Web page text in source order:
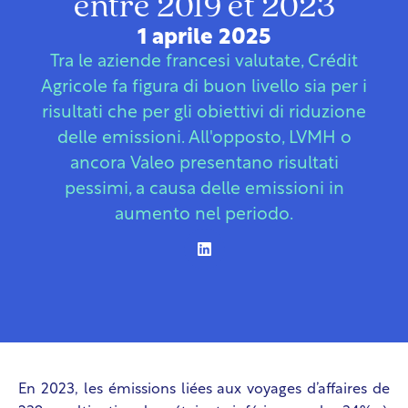
entre 2019 et 2023
1 aprile 2025
Tra le aziende francesi valutate, Crédit
Agricole fa figura di buon livello sia per i
risultati che per gli obiettivi di riduzione
delle emissioni. All'opposto, LVMH o
ancora Valeo presentano risultati
pessimi, a causa delle emissioni in
aumento nel periodo.
En 2023, les émissions liées aux voyages d’affaires de